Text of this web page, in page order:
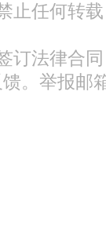
止任何转
订法律合
。举报邮